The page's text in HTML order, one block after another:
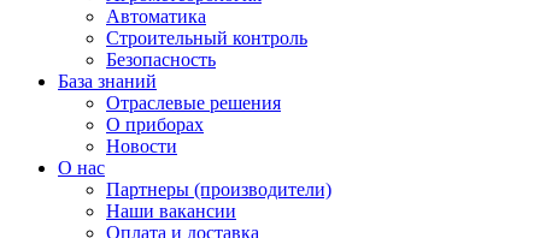
Автоматика
Строительный контроль
Безопасность
База знаний
Отраслевые решения
О приборах
Новости
О нас
Партнеры (производители)
Наши вакансии
Оплата и доставка